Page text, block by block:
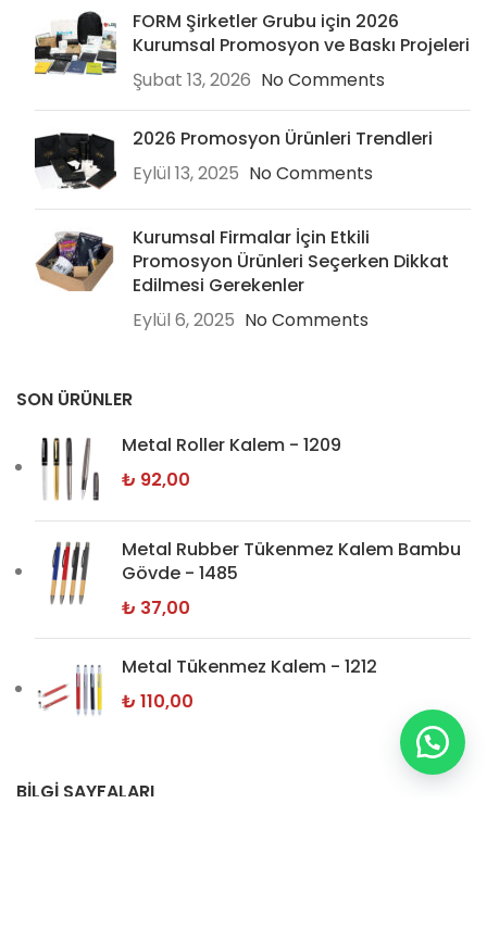
FORM Şirketler Grubu için 2026
Kurumsal Promosyon ve Baskı Projeleri
Şubat 13, 2026 No Comments
2026 Promosyon Ürünleri Trendleri
Eylül 13, 2025 No Comments
Kurumsal Firmalar İçin Etkili
Promosyon Ürünleri Seçerken Dikkat
Edilmesi Gerekenler
Eylül 6, 2025 No Comments
SON ÜRÜNLER
Metal Roller Kalem - 1209
₺ 92,00
Metal Rubber Tükenmez Kalem Bambu
Gövde - 1485
₺ 37,00
Metal Tükenmez Kalem - 1212
₺ 110,00
BİLGİ SAYFALARI